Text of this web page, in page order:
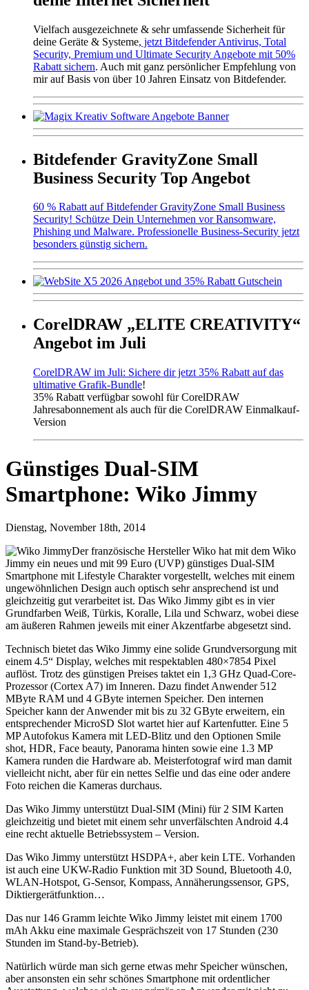
Vielfach ausgezeichnete & sehr umfassende Sicherheit für
deine Geräte & Systeme, jetzt Bitdefender Antivirus, Total
Security, Premium und Ultimate Security Angebote mit 50%
Rabatt sichern. Auch mit ganz persönlicher Empfehlung von
mir auf Basis von über 10 Jahren Einsatz von Bitdefender.
Bitdefender GravityZone Small
Business Security Top Angebot
60 % Rabatt auf Bitdefender GravityZone Small Business
Security! Schütze Dein Unternehmen vor Ransomware,
Phishing und Malware. Professionelle Business-Security jetzt
besonders günstig sichern.
CorelDRAW „ELITE CREATIVITY“
Angebot im Juli
CorelDRAW im Juli: Sichere dir jetzt 35% Rabatt auf das
ultimative Grafik-Bundle!
35% Rabatt verfügbar sowohl für CorelDRAW
Jahresabonnement als auch für die CorelDRAW Einmalkauf-
Version
Günstiges Dual-SIM
Smartphone: Wiko Jimmy
Dienstag, November 18th, 2014
Der französische Hersteller Wiko hat mit dem Wiko
Jimmy ein neues und mit 99 Euro (UVP) günstiges Dual-SIM
Smartphone mit Lifestyle Charakter vorgestellt, welches mit einem
ungewöhnlichen Design auch optisch sehr ansprechend ist und
gleichzeitig gut verarbeitet ist. Das Wiko Jimmy gibt es in vier
Grundfarben Weiß, Türkis, Koralle, Lila und Schwarz, wobei diese
am äußeren Rahmen jeweils mit einer Akzentfarbe abgesetzt sind.
Technisch bietet das Wiko Jimmy eine solide Grundversorgung mit
einem 4.5“ Display, welches mit respektablen 480×7854 Pixel
auflöst. Trotz des günstigen Preises taktet ein 1,3 GHz Quad-Core-
Prozessor (Cortex A7) im Inneren. Dazu findet Anwender 512
MByte RAM und 4 GByte internen Speicher. Den internen
Speicher kann der Anwender mit bis zu 32 GByte erweitern, ein
entsprechender MicroSD Slot wartet hier auf Kartenfutter. Eine 5
MP Autofokus Kamera mit LED-Blitz und den Optionen Smile
shot, HDR, Face beauty, Panorama hinten sowie eine 1.3 MP
Kamera runden die Hardware ab. Meisterfotograf wird man damit
vielleicht nicht, aber für ein nettes Selfie und das eine oder andere
Foto reichen die Kameras durchaus.
Das Wiko Jimmy unterstützt Dual-SIM (Mini) für 2 SIM Karten
gleichzeitig und bietet mit einem sehr unverfälschten Android 4.4
eine recht aktuelle Betriebssystem – Version.
Das Wiko Jimmy unterstützt HSDPA+, aber kein LTE. Vorhanden
ist auch eine UKW-Radio Funktion mit 3D Sound, Bluetooth 4.0,
WLAN-Hotspot, G-Sensor, Kompass, Annäherungssensor, GPS,
Diktiergerätfunktion…
Das nur 146 Gramm leichte Wiko Jimmy leistet mit einem 1700
mAh Akku eine maximale Gesprächszeit von 17 Stunden (230
Stunden im Stand-by-Betrieb).
Natürlich würde man sich gerne etwas mehr Speicher wünschen,
aber ansonsten ein sehr schönes Smartphone mit ordentlicher